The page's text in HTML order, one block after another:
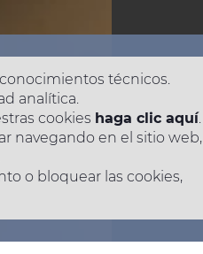
técnicos.
analítica.
cookies haga clic aquí.
navegando en el sitio web,
o bloquear las cookies,